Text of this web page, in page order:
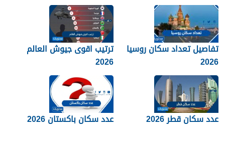
تفاصيل تعداد سكان روسيا
2026
ترتيب اقوى جيوش العالم
2026
عدد سكان قطر 2026 عدد سكان باكستان 2026